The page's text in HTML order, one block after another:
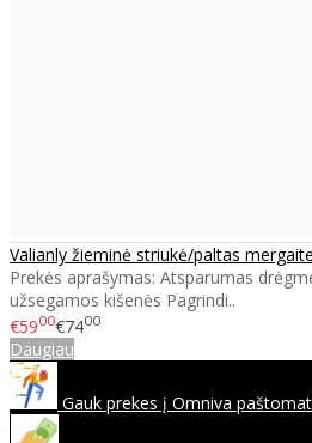
Valianly žieminė striukė/paltas
Prekės aprašymas: Atsparumas
užsegamos kišenės Pagrindi..
€5900€7400
Daugiau
Gauk prekes į Omniva